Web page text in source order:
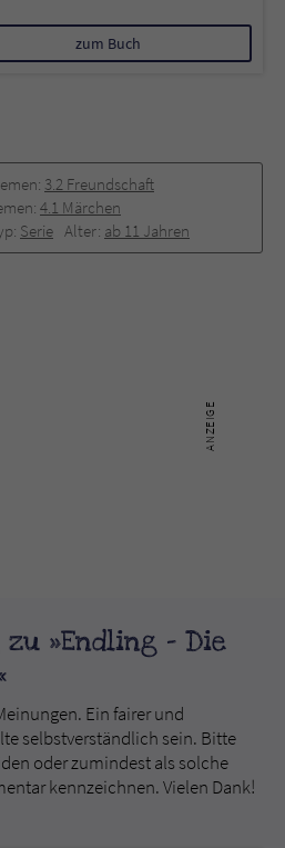
zum Buch
3.2 Freundschaft
4.1 Märchen
Serie Alter: ab 11 Jahren
»Endling - Die
Ein fairer und
selbstverständlich sein. Bitte
oder zumindest als solche
kennzeichnen. Vielen Dank!